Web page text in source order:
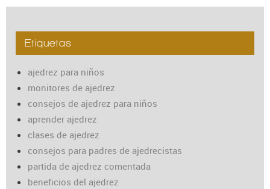
Etiquetas
ajedrez para niños
monitores de ajedrez
consejos de ajedrez para niños
aprender ajedrez
clases de ajedrez
consejos para padres de ajedrecistas
partida de ajedrez comentada
beneficios del ajedrez